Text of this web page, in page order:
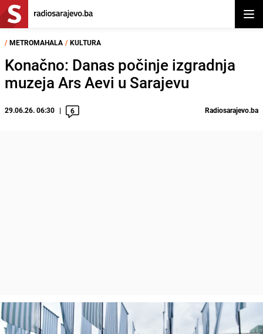
/ METROMAHALA / KULTURA
Konačno: Danas počinje izgradnja
muzeja Ars Aevi u Sarajevu
29.06.26. 06:30 6 Radiosarajevo.ba